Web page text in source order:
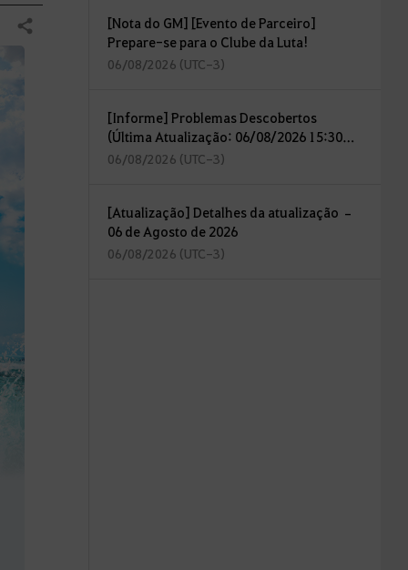
Compartilhar
[Nota do GM] [Evento de Parceiro]
Prepare-se para o Clube da Luta!
06/08/2026 (UTC-3)
[Informe] Problemas Descobertos
(Última Atualização: 06/08/2026 15:30
(UTC-3))
06/08/2026 (UTC-3)
[Atualização] Detalhes da atualização –
06 de Agosto de 2026
06/08/2026 (UTC-3)